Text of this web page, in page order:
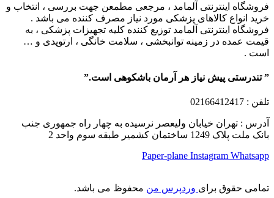
فروشگاه اینترنتی آلمامد ، مرجعی مطمعن جهت بررسی ، انتخاب و
خرید انواع کالاهای پزشکی مورد نیاز مصرف کننده می باشد .
فروشگاه اینترنتی آلمامد توزیع کننده کلیه تجهیزات پزشکی ، به
قیمت عمده در زمینه توانبخشی ، سلامت خانگی ، ارتوپدی و …
است .
” تندرستی پیش نیاز هر آرمان باشکوهی است.”
تلفن : 02166412417
آدرس : تهران خیابان ولیعصر نرسیده به چهار راه جمهوری جنب
بانک ملت پلاک 1249 ساختمان کشمیر طبقه سوم واحد 2
Paper-plane Instagram Whatsapp
تمامی حقوق برای وردپرس من محفوظ می باشد.